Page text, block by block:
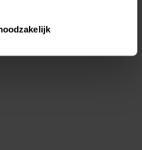
je ook zelf instellen welke